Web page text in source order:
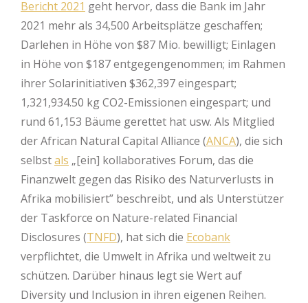
Bericht 2021 geht hervor, dass die Bank im Jahr
2021 mehr als 34,500 Arbeitsplätze geschaffen;
Darlehen in Höhe von $87 Mio. bewilligt; Einlagen
in Höhe von $187 entgegengenommen; im Rahmen
ihrer Solarinitiativen $362,397 eingespart;
1,321,934.50 kg CO2-Emissionen eingespart; und
rund 61,153 Bäume gerettet hat usw. Als Mitglied
der African Natural Capital Alliance (ANCA), die sich
selbstals „[ein] kollaboratives Forum, das die
Finanzwelt gegen das Risiko des Naturverlusts in
Afrika mobilisiert” beschreibt, und als Unterstützer
der Taskforce on Nature-related Financial
Disclosures (TNFD), hat sich die Ecobank
verpflichtet, die Umwelt in Afrika und weltweit zu
schützen. Darüber hinaus legt sie Wert auf
Diversity und Inclusion in ihren eigenen Reihen.